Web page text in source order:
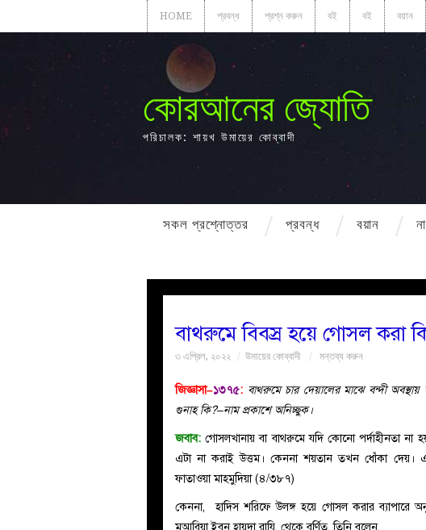
HOME প্রবন্ধ প্রশ্ন করুন বই বই বয়ান
কোরআনের জ্যোতি
পরিচালক: শায়খ উমায়ের কোব্বাদী
সকল প্রশ্নোত্তর প্রবন্ধ বয়ান
বাথরুমে বিবস্র হয়ে গোসল করা
৩ এপ্রিল, ২০২২ উমায়ের কোব্বাদী মন্তব্য করুন
জিজ্ঞাসা–১৩৭৫: বাথরুমে চার দেয়ালের মাঝে বন্দী
গুনাহ কি?–নাম প্রকাশে অনিচ্ছুক।
জবাব: গোসলখানায় বা বাথরুমে যদি কোনো পর্দাহীনতা
এটা না করাই উত্তম। কেননা শয়তান তখন ধোঁকা দেয়।
ফাতাওয়া মাহমুদিয়া (৪/৩৮৭)
কেননা, হাদিস শরিফে উলঙ্গ হয়ে গোসল করার ব্যাপারে
মুআবিয়া ইবন হায়দা রাযি. থেকে বর্ণিত, তিনি বলেন,